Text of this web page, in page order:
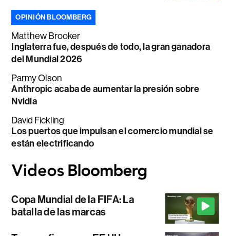
OPINIÓN BLOOMBERG
Matthew Brooker
Inglaterra fue, después de todo, la gran ganadora
del Mundial 2026
Parmy Olson
Anthropic acaba de aumentar la presión sobre
Nvidia
David Fickling
Los puertos que impulsan el comercio mundial se
están electrificando
Copa Mundial de la FIFA: La
batalla de las marcas